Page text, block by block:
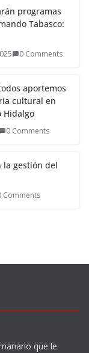
programas
Tabasco:
0 Comments
aportemos
cultural en
Hidalgo
0 Comments
la gestión del
Comments
que le